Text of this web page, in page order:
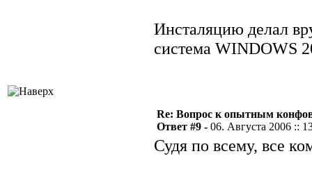
Инсталяцию делал
система WINDOWS
Re: Вопрос к опытным
Ответ #9 - 06. Августа 2006 ::
Судя по всему, все